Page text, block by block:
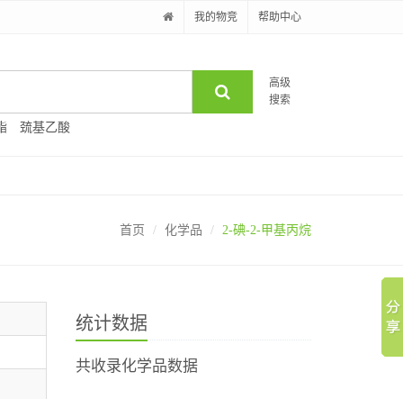
我的物竞 帮助中心
高级
搜索
巯基乙酸
首页 化学品 2-碘-2-甲基丙烷
统计数据
共收录化学品数据